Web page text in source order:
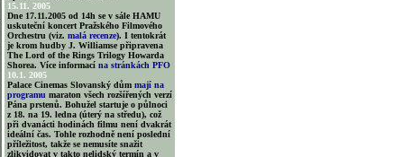
15.11. 2005
Dne 17.11.2005 od 14h se v sále HAMU
uskuteční koncert Pražského Filmového
Orchestru (viz. malá recenze). I tentokrát
je krom hudby J. Williamse připravena
The Lord of the Rings Trilogy Howarda
Shorea. Více informací na stránkách PFO
10.1. 2005
Palace Cinemas Slovanský dům mají na
programu maraton všech rozšířených verzí
Pána prstenů. Bohužel startuje o půlnoci
z 18. na 19. ledna (úterý na středu), což
při dvanácti hodinách filmu není dvakrát
ideální čas. Tohle rozhodně není poslední
příležitost, takže se nemusíte snažit
zlikvidovat v takto nelidský termín a v